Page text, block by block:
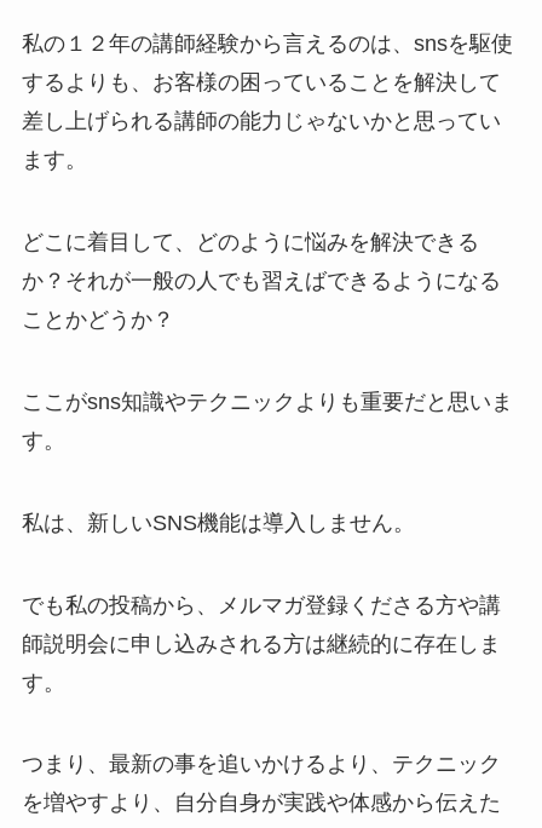
私の１２年の講師経験から言えるのは、snsを駆使
するよりも、お客様の困っていることを解決して
差し上げられる講師の能力じゃないかと思ってい
ます。
どこに着目して、どのように悩みを解決できる
か？それが一般の人でも習えばできるようになる
ことかどうか？
ここがsns知識やテクニックよりも重要だと思いま
す。
私は、新しいSNS機能は導入しません。
でも私の投稿から、メルマガ登録くださる方や講
師説明会に申し込みされる方は継続的に存在しま
す。
つまり、最新の事を追いかけるより、テクニック
を増やすより、自分自身が実践や体感から伝えた